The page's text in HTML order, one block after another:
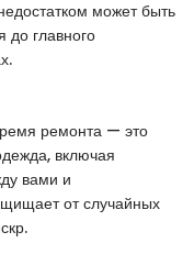
может быть
до главного
ремонта — это
включая
вами и
от случайных